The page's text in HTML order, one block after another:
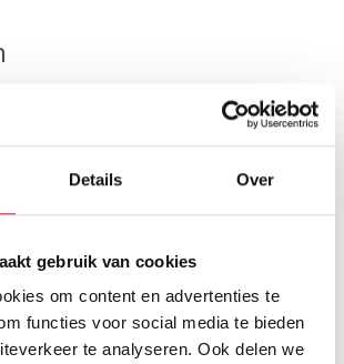
Details Over
gebruik van cookies
om content en advertenties te
functies voor social media te bieden
te analyseren. Ook delen we
dichtsbijzijnde
Vind een dealer